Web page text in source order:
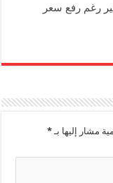
رغم رفع سعر
مشار إليها بـ*